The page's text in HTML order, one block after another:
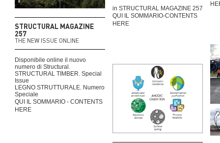
in STRUCTURAL MAGAZINE 257
QUI IL SOMMARIO-CONTENTS
HERE
STRUCTURAL MAGAZINE
257
THE NEW ISSUE ONLINE
Disponibile online il nuovo
numero di Structural.
STRUCTURAL TIMBER. Special
Issue
LEGNO STRUTTURALE. Numero
Speciale
QUI IL SOMMARIO - CONTENTS
HERE